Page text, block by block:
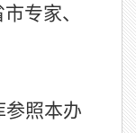
专家、
参照本办